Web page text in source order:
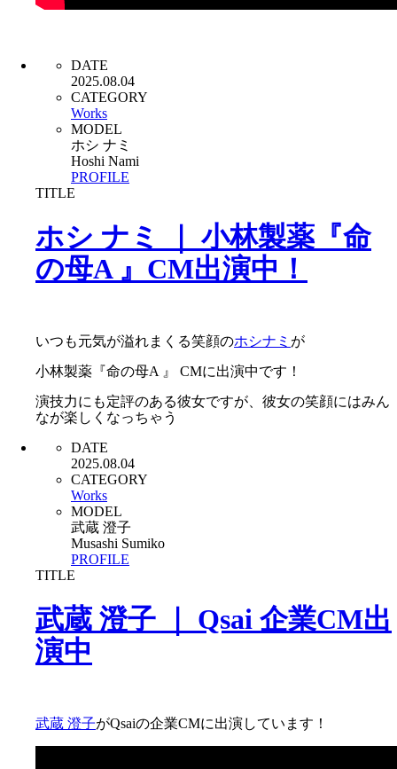
DATE
2025.08.04
CATEGORY
Works
MODEL
ホシ ナミ
Hoshi Nami
PROFILE
TITLE
ホシ ナミ ｜ 小林製薬『命
の母A 』CM出演中！
いつも元気が溢れまくる笑顔のホシナミ が
小林製薬『命の母A 』 CMに出演中です！
演技力にも定評のある彼女ですが、彼女の笑顔にはみん
なが楽しくなっちゃう
DATE
2025.08.04
CATEGORY
Works
MODEL
武蔵 澄子
Musashi Sumiko
PROFILE
TITLE
武蔵 澄子 ｜ Qsai 企業CM出
演中
武蔵 澄子がQsaiの企業CMに出演しています！